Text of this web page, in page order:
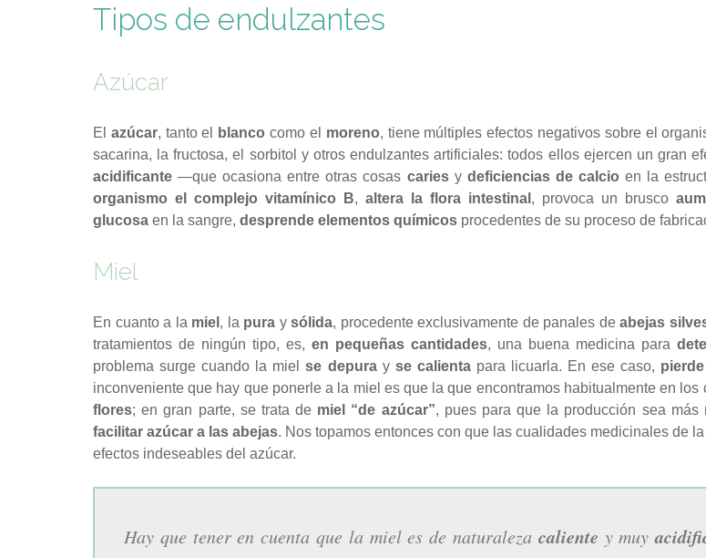
Tipos de endulzantes
Azúcar
El azúcar, tanto el blancocomo el moreno, tiene múltiples efectos negativos sobre el
sacarina, la fructosa, el sorbitol y otros endulzantes artificiales: todos ellos ejercen un gran
acidificante—que ocasiona entre otras cosas caries y deficiencias de calcio en la
organismo el complejo vitamínico B,altera la flora intestinal , provoca un brusco
glucosa en la sangre, desprende elementos químicos procedentes de su proceso de
Miel
En cuanto a la miel , la pura ysólida, procedente exclusivamente de panales deabejas
tratamientos de ningún tipo, es,en pequeñas cantidades, una buena medicina para
problema surge cuando la mielse depuray se calientapara licuarla. En ese caso,
inconveniente que hay que ponerle a la miel es que la que encontramos habitualmente en los
flores; en gran parte, se trata de miel “de azúcar”, pues para que la producción sea más
facilitar azúcar a las abejas. Nos topamos entonces con que las cualidades medicinales de
efectos indeseables del azúcar.
Hay que tener en cuenta que la miel es de naturaleza caliente y muy